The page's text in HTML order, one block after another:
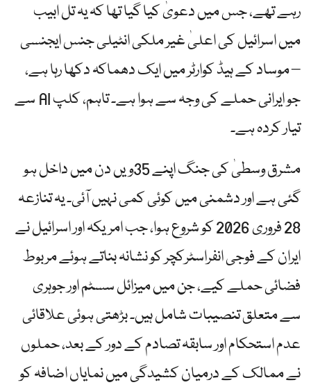
رہے تھے، جس میں دعویٰ کیا گیا تھا کہ یہ تل ابیب
میں اسرائیل کی اعلیٰ غیر ملکی انٹیلی جنس ایجنسی
– موساد کے ہیڈ کوارٹر میں ایک دھماکہ دکھا رہا ہے،
جو ایرانی حملے کی وجہ سے ہوا ہے۔ تاہم، کلپ AI سے
تیار کردہ ہے۔
مشرق وسطیٰ کی جنگ اپنے 35ویں دن میں داخل ہو
گئی ہے اور دشمنی میں کوئی کمی نہیں آئی۔ یہ تنازعہ
28 فروری 2026 کو شروع ہوا، جب امریکہ اور اسرائیل نے
ایران کے فوجی انفراسٹرکچر کو نشانہ بناتے ہوئے مربوط
فضائی حملے کیے، جن میں میزائل سسٹم اور جوہری
سے متعلق تنصیبات شامل ہیں۔ بڑھتی ہوئی علاقائی
عدم استحکام اور سابقہ ​​تصادم کے دور کے بعد، حملوں
نے ممالک کے درمیان کشیدگی میں نمایاں اضافہ کو